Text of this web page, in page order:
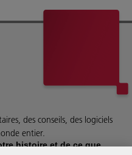
des conseils, des logiciels
entier.
histoire et de ce que